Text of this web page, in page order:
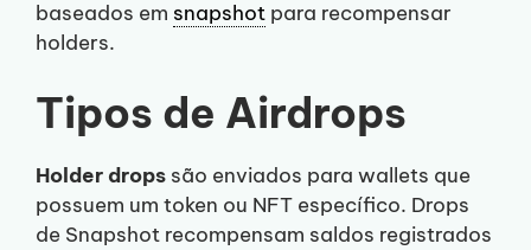
baseados em snapshot para recompensar
holders.
Tipos de Airdrops
Holder drops são enviados para wallets que
possuem um token ou NFT específico. Drops
de Snapshot recompensam saldos registrados